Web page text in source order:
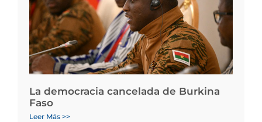
La democracia cancelada de Burkina
Faso
Leer Más >>